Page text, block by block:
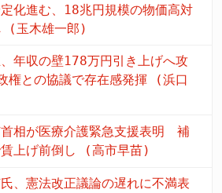
化進む、18兆円規模の物価高対
(玉木雄一郎)
年収の壁178万円引き上げへ攻
権との協議で存在感発揮 (浜口
相が医療介護緊急支援表明 補
賃上げ前倒し (高市早苗)
、憲法改正議論の遅れに不満表